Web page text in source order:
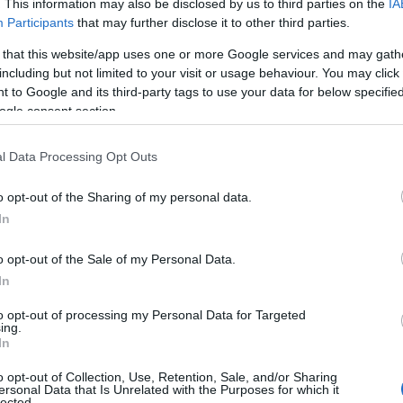
This information may also be disclosed by us to third parties on the
Participants that may further disclose it to other third parties.
that this website/app uses one or more Google services and may
but not limited to your visit or usage behaviour. You may
to Google and its third-party tags to use your data for below
consent section.
Data Processing Opt Outs
opt-out of the Sharing of my personal data.
opt-out of the Sale of my Personal Data.
opt-out of processing my Personal Data for Targeted
opt-out of Collection, Use, Retention, Sale, and/or Sharing
Data that Is Unrelated with the Purposes for which it
wervelwind van veranderingen. Maar heb je de
lijkt Ondo het rustig aan te doen. Toch steeg het
van zijn laagste punt in juni. Maar wat maakt
duiken in de cijfers en de toekomst van Ondo.
de
wel een keerpunt na twee maanden van dalende
een herstel, of is het slechts een tijdelijke
met een negatieve trend van -33% sinds het
in marktcapitalisatie, die nu2,49 miljard dollar